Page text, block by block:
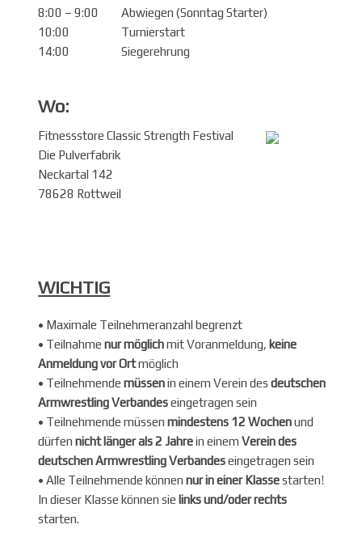
8:00 – 9:00
10:00
14:00
Abwiegen (Sonntag Starter)
Turnierstart
Siegerehrung
Wo:
Fitnessstore Classic Strength Festival
Die Pulverfabrik
Neckartal 142
78628 Rottweil
WICHTIG
• Maximale Teilnehmeranzahl begrenzt
• Teilnahmenur möglichmit Voranmeldung, keine
Anmeldung vor Ortmöglich
• Teilnehmendemüssenin einem Verein desdeutschen
Armwrestling Verbandeseingetragen sein
• Teilnehmende müssenmindestens 12 Wochenund
dürfennicht länger als 2 Jahrein einemVerein des
deutschen Armwrestling Verbandeseingetragen sein
• Alle Teilnehmende könnennur in einer Klassestarten!
In dieser Klasse können sie links und/oder rechts
starten.